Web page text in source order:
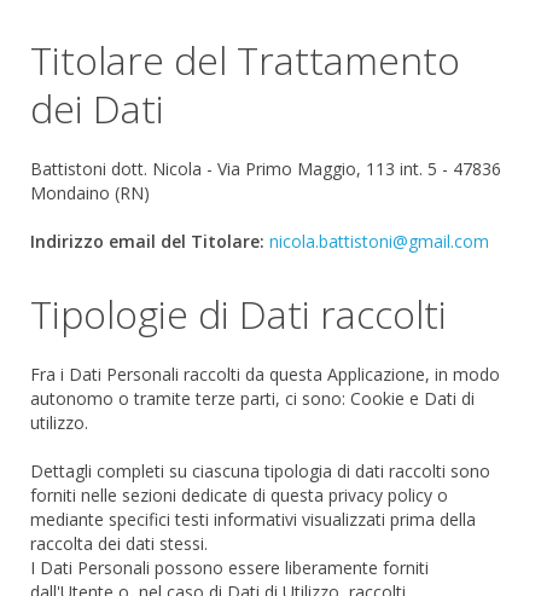
Titolare del Trattamento
dei Dati
Battistoni dott. Nicola - Via Primo Maggio, 113 int. 5 - 47836
Mondaino (RN)
Indirizzo email del Titolare: nicola.battistoni@gmail.com
Tipologie di Dati raccolti
Fra i Dati Personali raccolti da questa Applicazione, in modo
autonomo o tramite terze parti, ci sono: Cookie e Dati di
utilizzo.
Dettagli completi su ciascuna tipologia di dati raccolti sono
forniti nelle sezioni dedicate di questa privacy policy o
mediante specifici testi informativi visualizzati prima della
raccolta dei dati stessi.
I Dati Personali possono essere liberamente forniti